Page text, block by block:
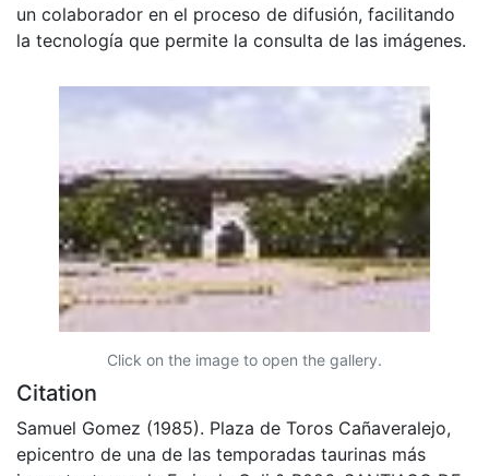
un colaborador en el proceso de difusión, facilitando
la tecnología que permite la consulta de las imágenes.
Click on the image to open the gallery.
Citation
Samuel Gomez (1985). Plaza de Toros Cañaveralejo,
epicentro de una de las temporadas taurinas más